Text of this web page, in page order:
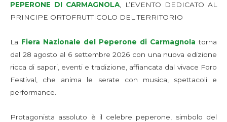
PEPERONE DI CARMAGNOLA, L’EVENTO DEDICATO AL
PRINCIPE ORTOFRUTTICOLO DEL TERRITORIO
La Fiera Nazionale del Peperone di Carmagnola torna
dal 28 agosto al 6 settembre 2026 con una nuova edizione
ricca di sapori, eventi e tradizione, affiancata dal vivace Foro
Festival, che anima le serate con musica, spettacoli e
performance.
Protagonista assoluto è il celebre peperone, simbolo del